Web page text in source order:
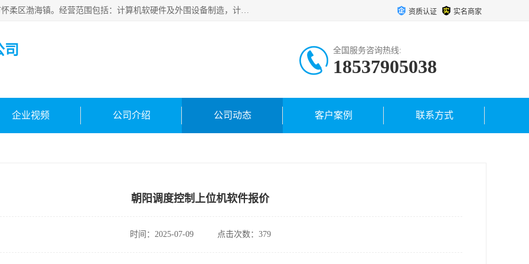
北京新万信息技术有限公司成立于2019年，注册地位于北京市怀柔区渤海镇。经营范围包括：计算机软硬件及外围设备制造，计算器设备制造，信息系统集成服务，网络与信息安全软件开发，计算机软硬件及辅助设备零售，计算机系统服务，仪器仪表、电力电子元器件、电子专用设备销售，电子专用设备制造，工业机器人销售，工业机器人制造，工业机器人安装、维修，智能机器人销售，软件开发、销售，电子元器件制造、零售、批发。 资质认证 实名商家
全国服务咨询热线:
18537905038
企业视频 公司介绍 公司动态 客户案例 联系方式
朝阳调度控制上位机软件报价
时间：2025-07-09 点击次数：379